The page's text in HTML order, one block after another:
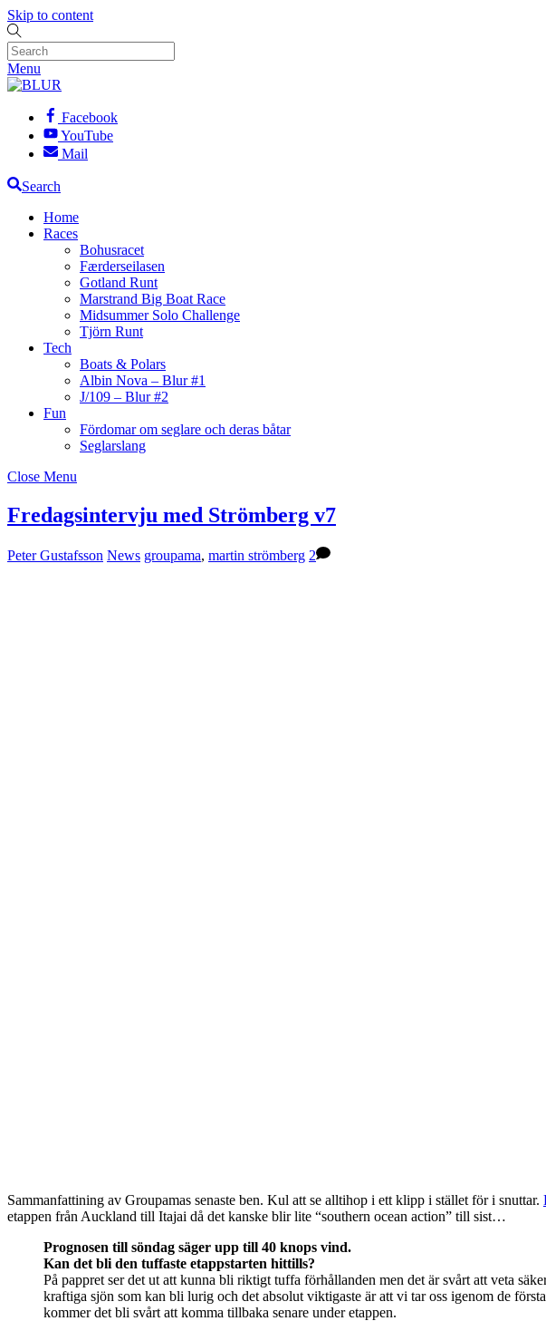
Skip to content
Menu
Facebook
YouTube
Mail
Search
Home
Races
Bohusracet
Færderseilasen
Gotland Runt
Marstrand Big Boat Race
Midsummer Solo Challenge
Tjörn Runt
Tech
Boats & Polars
Albin Nova – Blur #1
J/109 – Blur #2
Fun
Fördomar om seglare och deras båtar
Seglarslang
Close Menu
Fredagsintervju med Strömberg v7
Peter Gustafsson News groupama, martin strömberg 2
Sammanfattining av Groupamas senaste ben. Kul att se alltihop i ett klipp i stället för i snuttar.
etappen från Auckland till Itajai då det kanske blir lite “southern ocean action” till sist…
Prognosen till söndag säger upp till 40 knops vind.
Kan det bli den tuffaste etappstarten hittills?
På pappret ser det ut att kunna bli riktigt tuffa förhållanden men det är svårt att veta
kraftiga sjön som kan bli lurig och det absolut viktigaste är att vi tar oss igenom de
kommer det bli svårt att komma tillbaka senare under etappen.